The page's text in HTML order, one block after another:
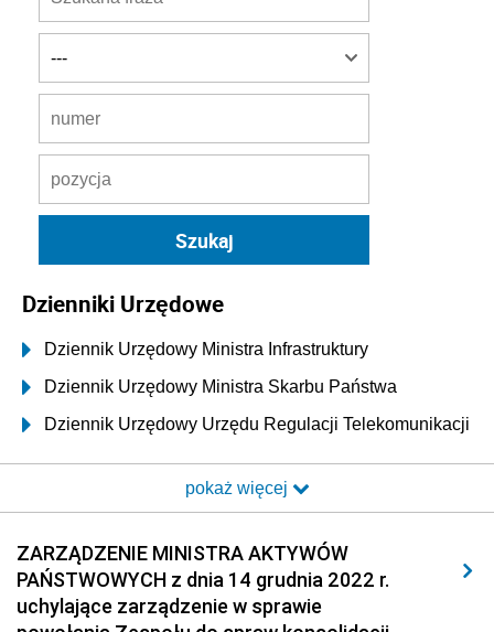
Dzienniki Urzędowe
Dziennik Urzędowy Ministra Infrastruktury
Dziennik Urzędowy Ministra Skarbu Państwa
Dziennik Urzędowy Urzędu Regulacji Telekomunikacji
Dziennik Urzędowy Ministra Transportu i Budownictwa
Elektronicznej
Dziennik Urzędowy Ministra Spraw Wewnętrznych i
Administracji
pokaż więcej
ZARZĄDZENIE MINISTRA AKTYWÓW
PAŃSTWOWYCH z dnia 14 grudnia 2022 r.
uchylające zarządzenie w sprawie